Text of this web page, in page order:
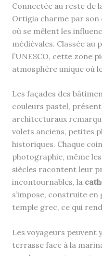
Connectée au reste de
Ortigia charme par son
où se mêlent les
médiévales. Classée
l’UNESCO, cette zone
atmosphère unique où
Les façades des
couleurs pastel,
architecturaux
volets anciens, petites
historiques. Chaque
photographie, même
siècles racontent leur
incontournables, la
s’impose, construite
temple grec, ce qui
Les voyageurs peuvent
terrasse face à la